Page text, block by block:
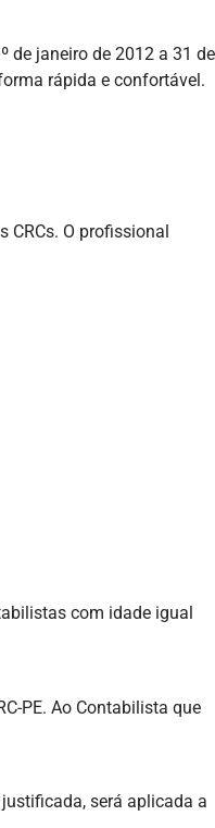
de janeiro de 2012 a 31 de
rápida e confortável.
CRCs. O profissional
com idade igual
PE. Ao Contabilista que
será aplicada a